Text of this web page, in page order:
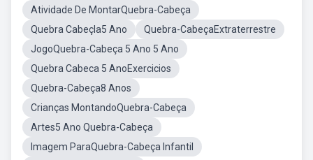
Atividade De MontarQuebra-Cabeça
Quebra Cabeçla5 Ano
Quebra-CabeçaExtraterrestre
JogoQuebra-Cabeça 5 Ano 5 Ano
Quebra Cabeca 5 AnoExercicios
Quebra-Cabeça8 Anos
Crianças MontandoQuebra-Cabeça
Artes5 Ano Quebra-Cabeça
Imagem ParaQuebra-Cabeça Infantil